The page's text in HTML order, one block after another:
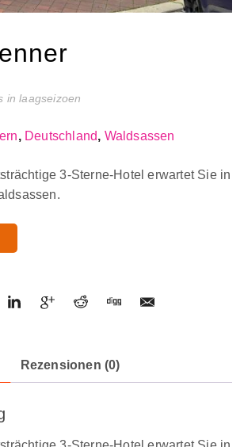
in laagseizoen
, Deutschland, Waldsassen
3-Sterne-Hotel erwartet Sie in
Rezensionen (0)